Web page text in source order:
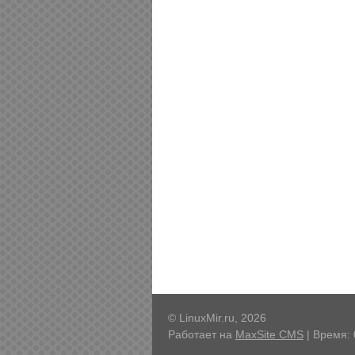
© LinuxMir.ru, 2026
Работает на MaxSite CMS | Время: